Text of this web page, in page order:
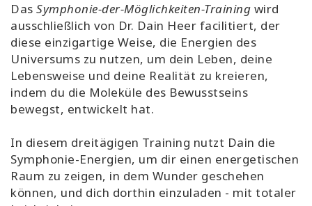
Das Symphonie-der-Möglichkeiten-Training wird
ausschließlich von Dr. Dain Heer facilitiert, der
diese einzigartige Weise, die Energien des
Universums zu nutzen, um dein Leben, deine
Lebensweise und deine Realität zu kreieren,
indem du die Moleküle des Bewusstseins
bewegst, entwickelt hat.
In diesem dreitägigen Training nutzt Dain die
Symphonie-Energien, um dir einen energetischen
Raum zu zeigen, in dem Wunder geschehen
können, und dich dorthin einzuladen - mit totaler